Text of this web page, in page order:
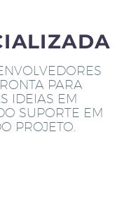
PARA
IDEIAS EM
SUPORTE EM
PROJETO.